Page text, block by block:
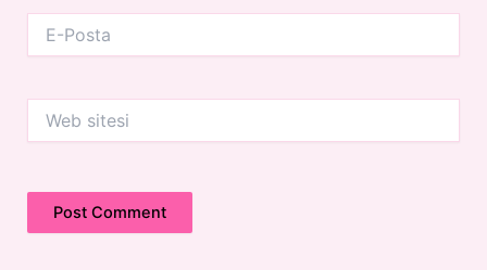
Posta
sitesi